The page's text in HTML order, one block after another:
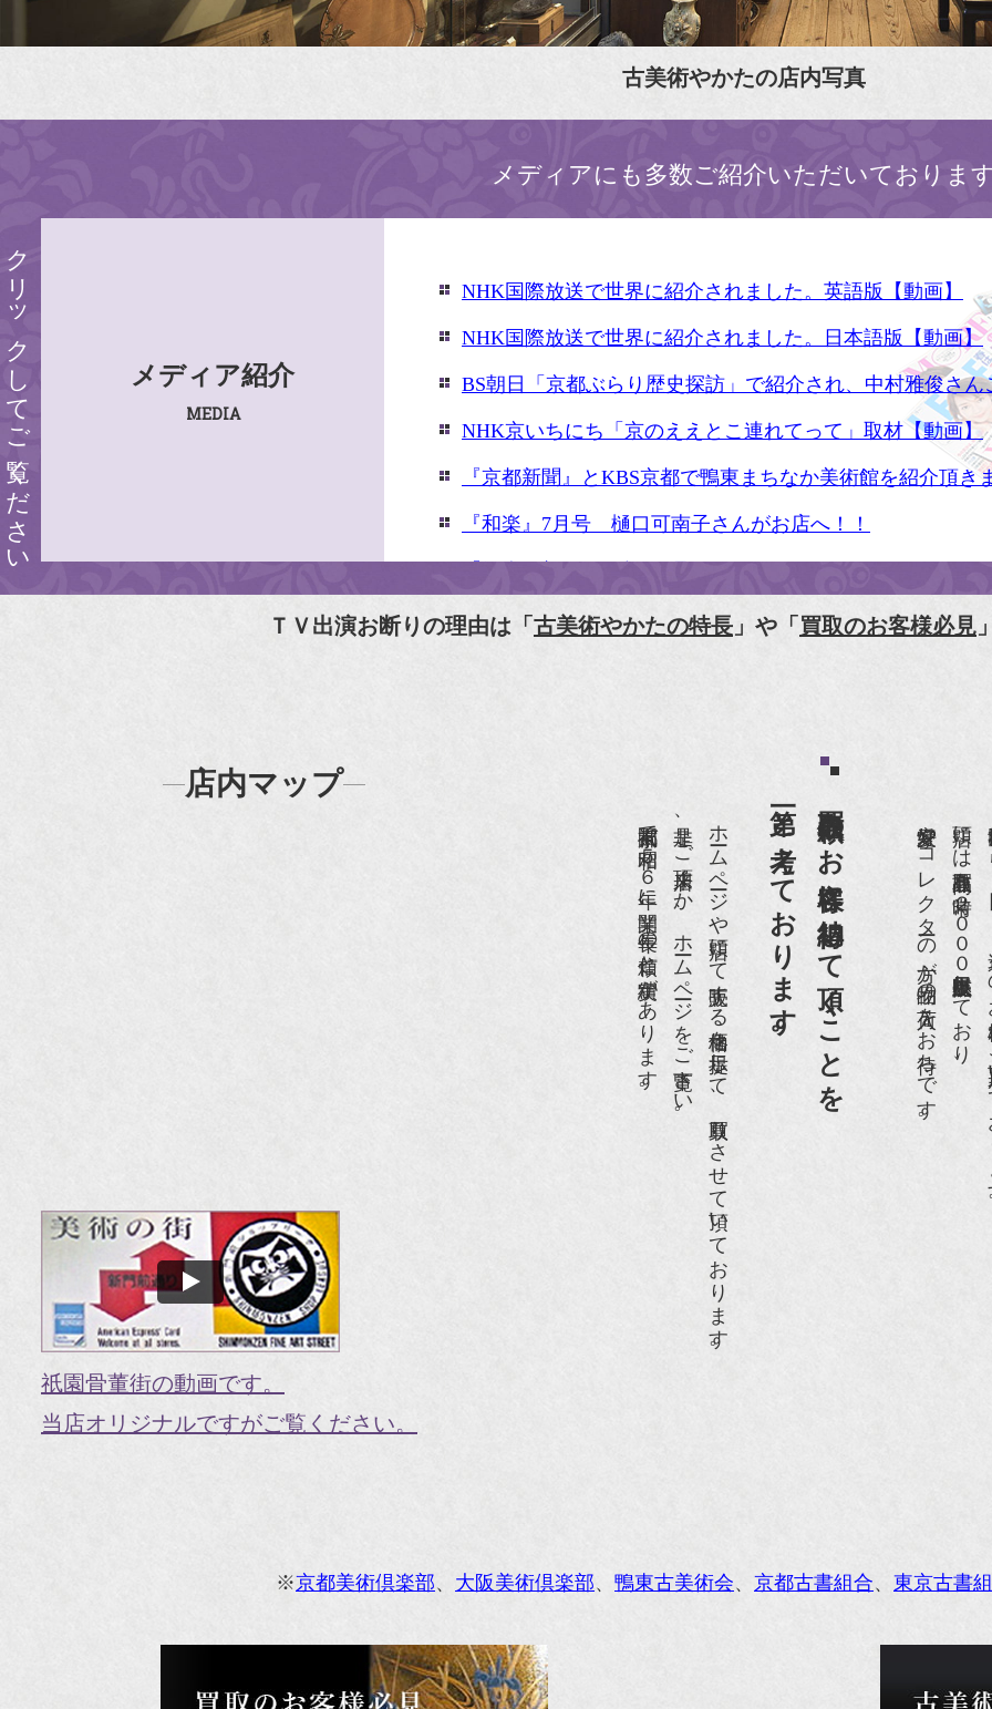
古美術やかたの店内写真
メディアにも多数ご紹介いただいておりま
クリックしてご覧ください メディア紹介
MEDIA
NHK国際放送で世界に紹介されました。英語版【動画】
NHK国際放送で世界に紹介されました。日本語版【動画】
BS朝日「京都ぶらり歴史探訪」で紹介され、中村雅俊さん
NHK京いちにち「京のええとこ連れてって」取材【動画】
『京都新聞』とKBS京都で鴨東まちなか美術館を紹介頂き
『和楽』7月号 樋口可南子さんがお店へ！！
『樋口可南子の古寺散歩』（5月17日発行）
『FIGARO japon』12月号
『mr partner』2011年2月号
2009年11月 『週刊現代』2009年11月28日号
『Hanako WEST』4月号
『骨董古美術の愉しみ方』（4月16日発行）
『ORANGE travel』2006年 SUMMER
国際交流サービス協会に2017年6月７日紹介頂きました。
『花時間』7月号
『東京育ちの京都案内』麻生圭子著 文芸春秋刊
『私のアンティーク』
ＴＶ出演お断りの理由は「 古美術やかたの特長 」や「 買取のお客様必見
店内マップ
祇園骨董街の動画です。
当店オリジナルですがご覧ください。
世界各
店頭には買取商品を常時２０００点以上展示販売しており、
愛好家やコレクターの方が品物の入荷をお待ちです。
買取依頼のお客様に納得して頂くことを
第一と考えております。
ホームページや店頭にて販売する価格を提示して、買取りさせて頂いております。
是非、ご来店頂くか、ホームページをご覧下さい。
京都祇園で昭和５６年に開業、長年の信頼と実績があります。
※京都美術倶楽部、 大阪美術倶楽部、 鴨東古美術会、 京都古書組合、 東京古書